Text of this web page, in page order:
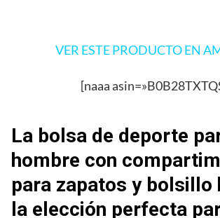
VER ESTE PRODUCTO EN
[naaa
La bolsa de deporte
hombre con
para zapatos y bolsillo
la elección perfecta